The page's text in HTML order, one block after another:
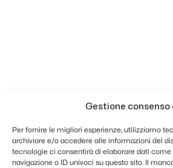
Gestione consenso
Per fornire le migliori esperienze, utilizziamo
archiviare e/o accedere alle informazioni del
tecnologie ci consentirà di elaborare dati
navigazione o ID univoci su questo sito. Il